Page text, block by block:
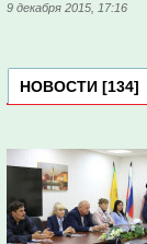
9 декабря 2015, 17:16
НОВОСТИ [134]